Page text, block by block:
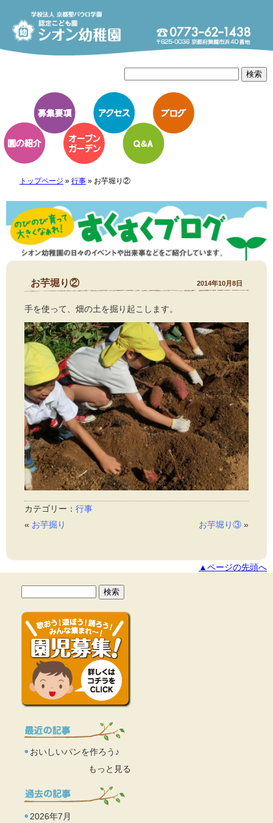
トップページ » 行事» お芋堀り②
お芋堀り② 2014年10月8日
手を使って、畑の土を掘り起こします。
カテゴリー： 行事
« お芋掘り お芋堀り③ »
▲ページの先頭へ
おいしいパンを作ろう♪
もっと見る
2026年7月